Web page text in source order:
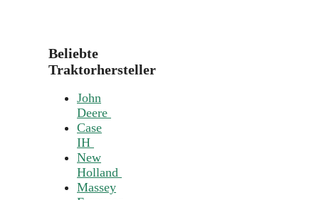
Beliebte
Traktorhersteller
John
Deere
Case
IH
New
Holland
Massey